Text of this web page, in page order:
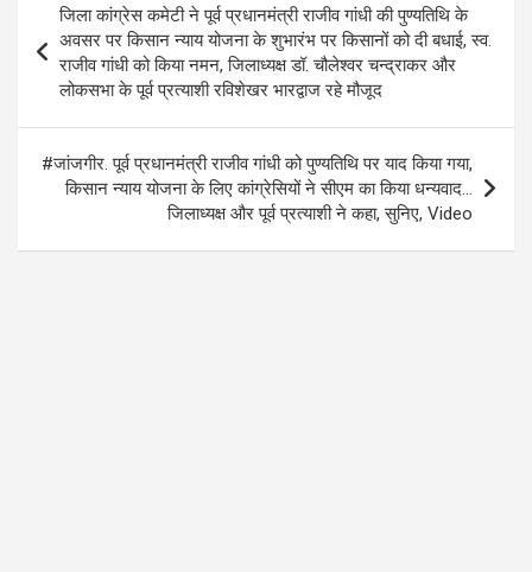
o
k
p
p
m
navigation
जिला कांग्रेस कमेटी ने पूर्व प्रधानमंत्री राजीव गांधी की पुण्यतिथि के
अवसर पर किसान न्याय योजना के शुभारंभ पर किसानों को दी बधाई, स्व.
राजीव गांधी को किया नमन, जिलाध्यक्ष डॉ. चौलेश्वर चन्द्राकर और
लोकसभा के पूर्व प्रत्याशी रविशेखर भारद्वाज रहे मौजूद
#जांजगीर. पूर्व प्रधानमंत्री राजीव गांधी को पुण्यतिथि पर याद किया गया,
किसान न्याय योजना के लिए कांग्रेसियों ने सीएम का किया धन्यवाद…
जिलाध्यक्ष और पूर्व प्रत्याशी ने कहा, सुनिए, Video